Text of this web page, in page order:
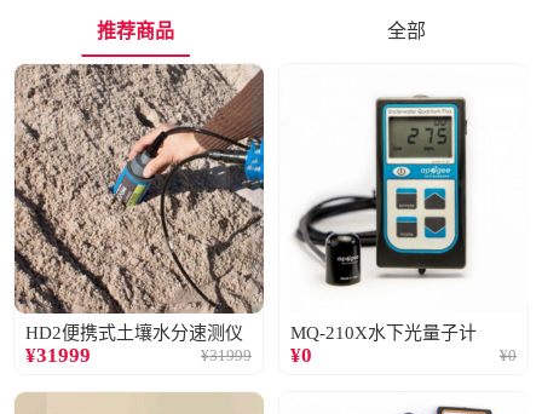
推荐商品 全部
HD2便携式土壤水分速测仪
¥31999 ¥31999
MQ-210X水下光量子计
¥0 ¥0